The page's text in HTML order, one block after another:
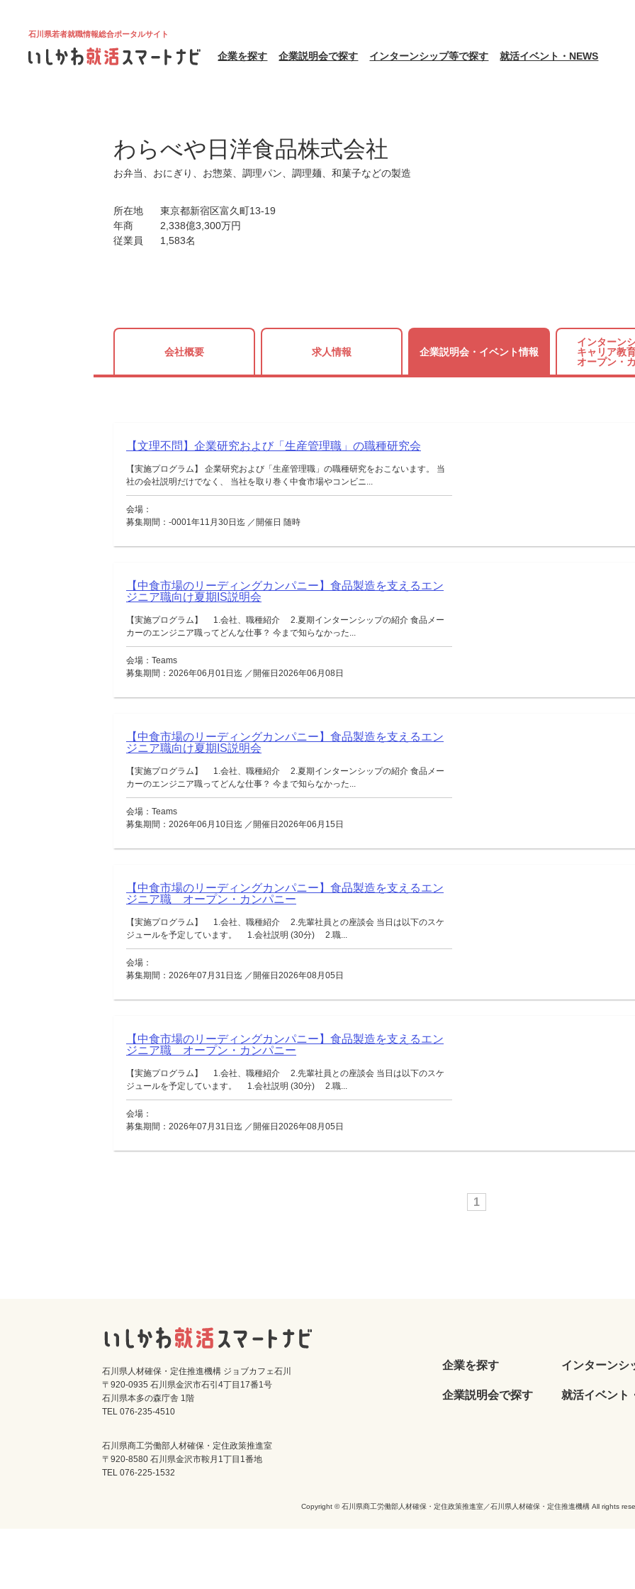
石川県若者就職情報総合ポータルサイト
企業を探す 企業説明会で探す インターンシップ等で探す 就活イベント・NEWS
わらべや日洋食品株式会社
お弁当、おにぎり、お惣菜、調理パン、調理麺、和菓子などの製造
所在地
東京都新宿区富久町13-19
年商
2,338億3,300万円
従業員
1,583名
会社概要 求人情報 企業説明会・ イベント情報
インターン
キャリア教
オープン・
【文理不問】企業研究および「生産管理職」の職種研究会
【実施プログラム】 企業研究および「生産管理職」の職種研究をおこないます。 当
社の会社説明だけでなく、 当社を取り巻く中食市場やコンビニ...
会場：
募集期間：-0001年11月30日迄 ／開催日 随時
【中食市場のリーディングカンパニー】食品製造を支えるエン
ジニア職向け夏期IS説明会
【実施プログラム】 1.会社、職種紹介 2.夏期インターンシップの紹介 食品メー
カーのエンジニア職ってどんな仕事？ 今まで知らなかった...
会場：Teams
募集期間：2026年06月01日迄 ／開催日2026年06月08日
【中食市場のリーディングカンパニー】食品製造を支えるエン
ジニア職向け夏期IS説明会
【実施プログラム】 1.会社、職種紹介 2.夏期インターンシップの紹介 食品メー
カーのエンジニア職ってどんな仕事？ 今まで知らなかった...
会場：Teams
募集期間：2026年06月10日迄 ／開催日2026年06月15日
【中食市場のリーディングカンパニー】食品製造を支えるエン
ジニア職 オープン・カンパニー
【実施プログラム】 1.会社、職種紹介 2.先輩社員との座談会 当日は以下のスケ
ジュールを予定しています。 1.会社説明 (30分) 2.職...
会場：
募集期間：2026年07月31日迄 ／開催日2026年08月05日
【中食市場のリーディングカンパニー】食品製造を支えるエン
ジニア職 オープン・カンパニー
【実施プログラム】 1.会社、職種紹介 2.先輩社員との座談会 当日は以下のスケ
ジュールを予定しています。 1.会社説明 (30分) 2.職...
会場：
募集期間：2026年07月31日迄 ／開催日2026年08月05日
1
石川県人材確保・定住推進機構 ジョブカフェ石川
〒920-0935 石川県金沢市石引4丁目17番1号
石川県本多の森庁舎 1階
TEL 076-235-4510
石川県商工労働部人材確保・定住政策推進室
〒920-8580 石川県金沢市鞍月1丁目1番地
TEL 076-225-1532
企業を探す
企業説明会で探す
インターンシ
就活イベント
Copyright © 石川県商工労働部人材確保・定住政策推進室／石川県人材確保・定住推進機構 All rights